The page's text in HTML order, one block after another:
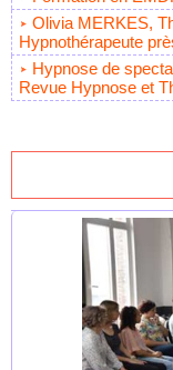
Olivia MERKES,
Hypnothérapeute
Hypnose de
Revue Hypnose et